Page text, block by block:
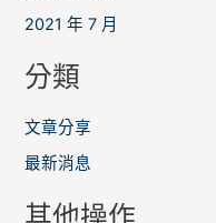
2021 年 7 月
分類
文章分享
最新消息
其他操作